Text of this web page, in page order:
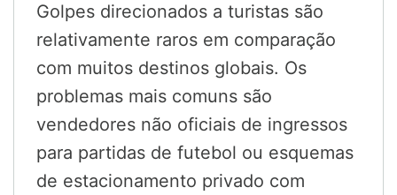
Golpes direcionados a turistas são
relativamente raros em comparação
com muitos destinos globais. Os
problemas mais comuns são
vendedores não oficiais de ingressos
para partidas de futebol ou esquemas
de estacionamento privado com